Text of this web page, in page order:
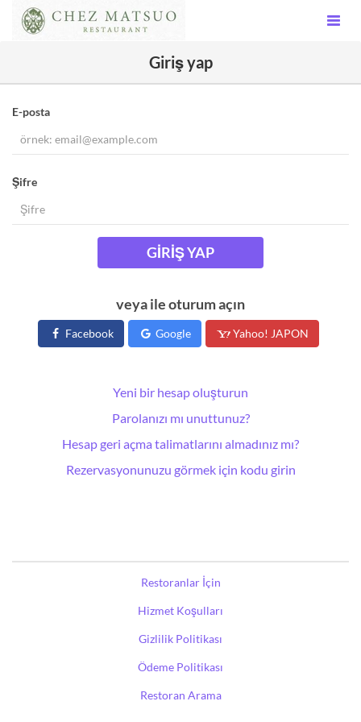
Giriş yap
E-posta
Şifre
GIRIŞ YAP
veya ile oturum açın
Facebook Google Yahoo! JAPON
Yeni bir hesap oluşturun
Parolanızı mı unuttunuz?
Hesap geri açma talimatlarını almadınız mı?
Rezervasyonunuzu görmek için kodu girin
Restoranlar İçin
Hizmet Koşulları
Gizlilik Politikası
Ödeme Politikası
Restoran Arama